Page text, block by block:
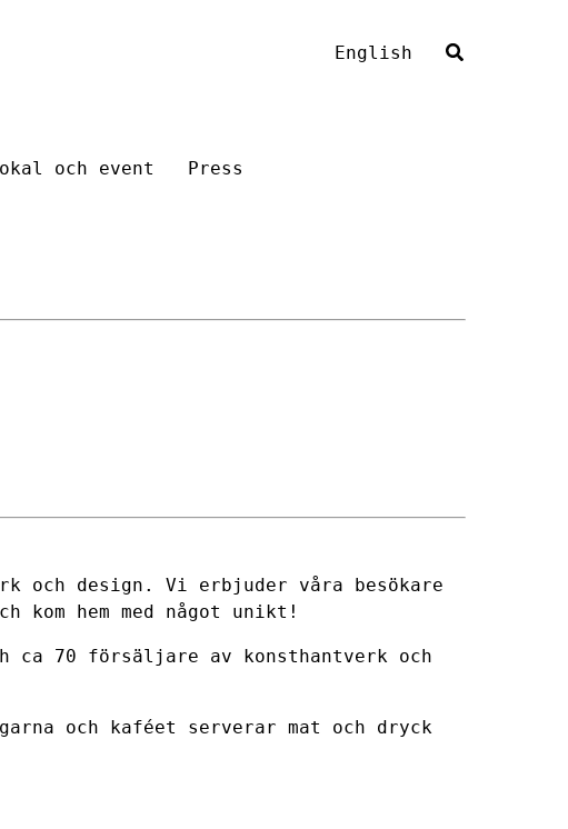
English
och event Press
och design. Vi erbjuder våra besökare
kom hem med något unikt!
ca 70 försäljare av konsthantverk och
och kaféet serverar mat och dryck